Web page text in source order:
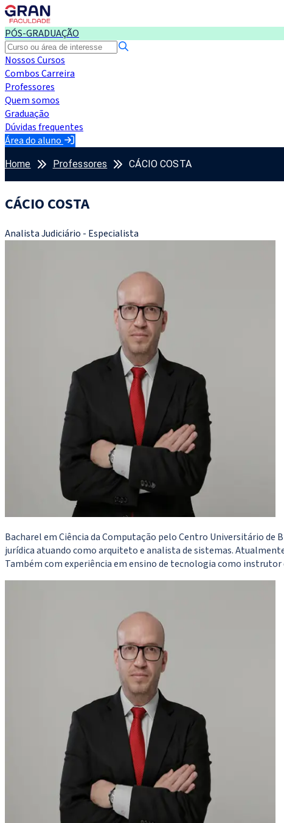
PÓS-GRADUAÇÃO
Nossos Cursos
Combos Carreira
Professores
Quem somos
Graduação
Dúvidas frequentes
Área do aluno
Home Professores CÁCIO COSTA
CÁCIO COSTA
Analista Judiciário - Especialista
Bacharel em Ciência da Computação pelo Centro Universitário de
jurídica atuando como arquiteto e analista de sistemas.
Também com experiência em ensino de tecnologia como instrutor